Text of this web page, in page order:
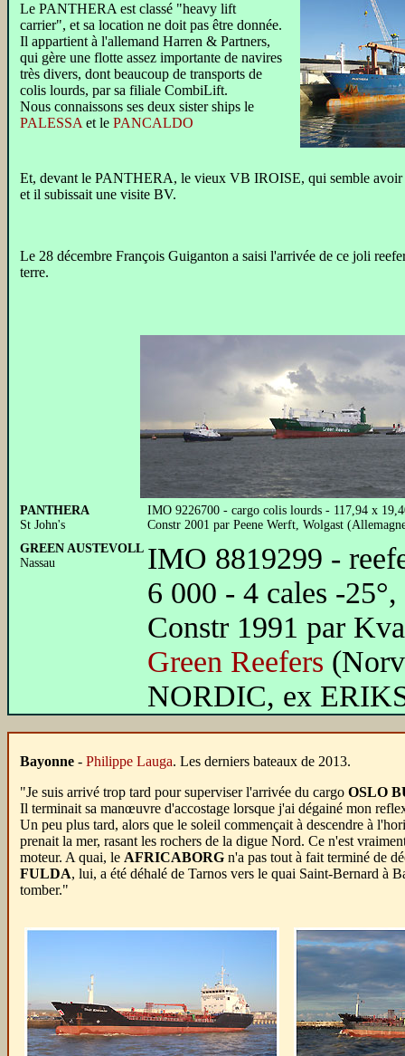
Le PANTHERA est classé "heavy lift
carrier", et sa location ne doit pas être donnée.
Il appartient à l'allemand Harren & Partners,
qui gère une flotte assez importante de navires
très divers, dont beaucoup de transports de
colis lourds, par sa filiale CombiLift.
Nous connaissons ses deux sister ships le
PALESSA et le PANCALDO
Et, devant le PANTHERA, le vieux VB IROISE, qui semble avoir
et il subissait une visite BV.
Le 28 décembre François Guiganton a saisi l'arrivée de ce joli
terre.
PANTHERA
St John's
IMO 9226700 - cargo colis lourds - 117,94 x
Constr 2001 par Peene Werft, Wolgast
GREEN AUSTEVOLL
Nassau
IMO 8819299 -
6 000 - 4 cales -
Constr 1991 par
Green Reefers
NORDIC, ex
Bayonne - Philippe Lauga. Les derniers bateaux de 2013.
"Je suis arrivé trop tard pour superviser l'arrivée du cargo OSLO
Il terminait sa manœuvre d'accostage lorsque j'ai dégainé mon
Un peu plus tard, alors que le soleil commençait à descendre à
prenait la mer, rasant les rochers de la digue Nord. Ce n'est
moteur. A quai, le AFRICABORG n'a pas tout à fait terminé de
FULDA, lui, a été déhalé de Tarnos vers le quai Saint-Bernard à
tomber."